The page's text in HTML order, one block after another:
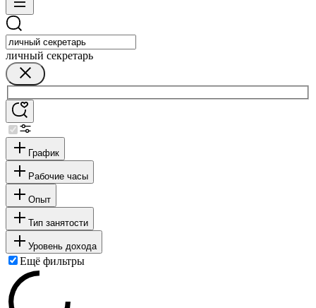
личный секретарь
График
Рабочие часы
Опыт
Тип занятости
Уровень дохода
Ещё фильтры